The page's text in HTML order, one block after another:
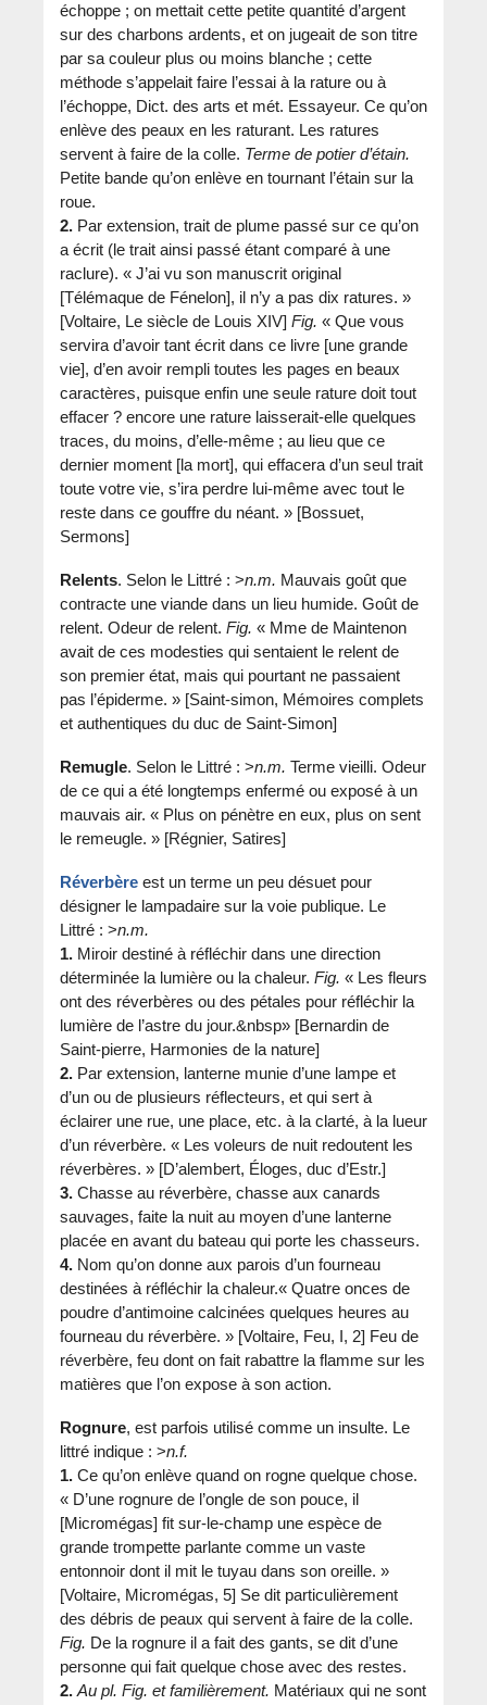
échoppe ; on mettait cette petite quantité d’argent
sur des charbons ardents, et on jugeait de son titre
par sa couleur plus ou moins blanche ; cette
méthode s’appelait faire l’essai à la rature ou à
l’échoppe, Dict. des arts et mét. Essayeur. Ce qu’on
enlève des peaux en les raturant. Les ratures
servent à faire de la colle. Terme de potier d’étain.
Petite bande qu’on enlève en tournant l’étain sur la
roue.
2. Par extension, trait de plume passé sur ce qu’on
a écrit (le trait ainsi passé étant comparé à une
raclure). « J’ai vu son manuscrit original
[Télémaque de Fénelon], il n’y a pas dix ratures. »
[Voltaire, Le siècle de Louis XIV] Fig. « Que vous
servira d’avoir tant écrit dans ce livre [une grande
vie], d’en avoir rempli toutes les pages en beaux
caractères, puisque enfin une seule rature doit tout
effacer ? encore une rature laisserait-elle quelques
traces, du moins, d’elle-même ; au lieu que ce
dernier moment [la mort], qui effacera d’un seul trait
toute votre vie, s’ira perdre lui-même avec tout le
reste dans ce gouffre du néant. » [Bossuet,
Sermons]
Relents. Selon le Littré : >n.m. Mauvais goût que
contracte une viande dans un lieu humide. Goût de
relent. Odeur de relent. Fig. « Mme de Maintenon
avait de ces modesties qui sentaient le relent de
son premier état, mais qui pourtant ne passaient
pas l’épiderme. » [Saint-simon, Mémoires complets
et authentiques du duc de Saint-Simon]
Remugle. Selon le Littré : >n.m. Terme vieilli. Odeur
de ce qui a été longtemps enfermé ou exposé à un
mauvais air. « Plus on pénètre en eux, plus on sent
le remeugle. » [Régnier, Satires]
Réverbère est un terme un peu désuet pour
désigner le lampadaire sur la voie publique. Le
Littré : >n.m.
1. Miroir destiné à réfléchir dans une direction
déterminée la lumière ou la chaleur. Fig. « Les fleurs
ont des réverbères ou des pétales pour réfléchir la
lumière de l’astre du jour.&nbsp» [Bernardin de
Saint-pierre, Harmonies de la nature]
2. Par extension, lanterne munie d’une lampe et
d’un ou de plusieurs réflecteurs, et qui sert à
éclairer une rue, une place, etc. à la clarté, à la lueur
d’un réverbère. « Les voleurs de nuit redoutent les
réverbères. » [D’alembert, Éloges, duc d’Estr.]
3. Chasse au réverbère, chasse aux canards
sauvages, faite la nuit au moyen d’une lanterne
placée en avant du bateau qui porte les chasseurs.
4. Nom qu’on donne aux parois d’un fourneau
destinées à réfléchir la chaleur.« Quatre onces de
poudre d’antimoine calcinées quelques heures au
fourneau du réverbère. » [Voltaire, Feu, I, 2] Feu de
réverbère, feu dont on fait rabattre la flamme sur les
matières que l’on expose à son action.
Rognure, est parfois utilisé comme un insulte. Le
littré indique : >n.f.
1. Ce qu’on enlève quand on rogne quelque chose.
« D’une rognure de l’ongle de son pouce, il
[Micromégas] fit sur-le-champ une espèce de
grande trompette parlante comme un vaste
entonnoir dont il mit le tuyau dans son oreille. »
[Voltaire, Micromégas, 5] Se dit particulièrement
des débris de peaux qui servent à faire de la colle.
Fig. De la rognure il a fait des gants, se dit d’une
personne qui fait quelque chose avec des restes.
2. Au pl. Fig. et familièrement. Matériaux qui ne sont